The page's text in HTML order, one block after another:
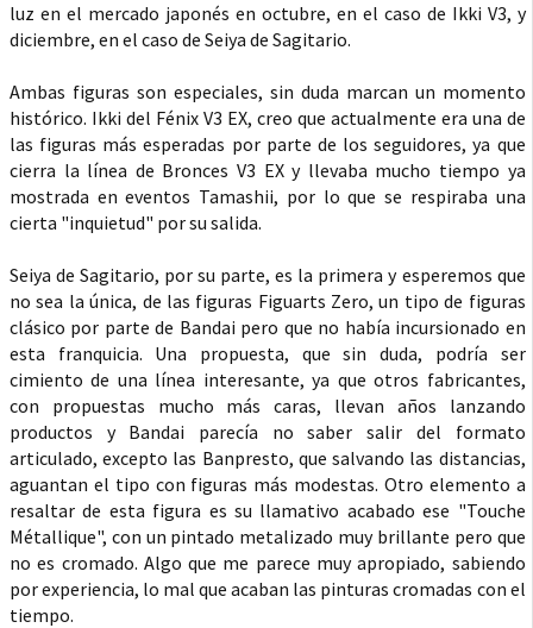
luz en el mercado japonés en octubre, en el caso de Ikki V3, y
diciembre, en el caso de Seiya de Sagitario.
Ambas figuras son especiales, sin duda marcan un momento
histórico. Ikki del Fénix V3 EX, creo que actualmente era una de
las figuras más esperadas por parte de los seguidores, ya que
cierra la línea de Bronces V3 EX y llevaba mucho tiempo ya
mostrada en eventos Tamashii, por lo que se respiraba una
cierta "inquietud" por su salida.
Seiya de Sagitario, por su parte, es la primera y esperemos que
no sea la única, de las figuras Figuarts Zero, un tipo de figuras
clásico por parte de Bandai pero que no había incursionado en
esta franquicia. Una propuesta, que sin duda, podría ser
cimiento de una línea interesante, ya que otros fabricantes,
con propuestas mucho más caras, llevan años lanzando
productos y Bandai parecía no saber salir del formato
articulado, excepto las Banpresto, que salvando las distancias,
aguantan el tipo con figuras más modestas. Otro elemento a
resaltar de esta figura es su llamativo acabado ese "Touche
Métallique", con un pintado metalizado muy brillante pero que
no es cromado. Algo que me parece muy apropiado, sabiendo
por experiencia, lo mal que acaban las pinturas cromadas con el
tiempo.